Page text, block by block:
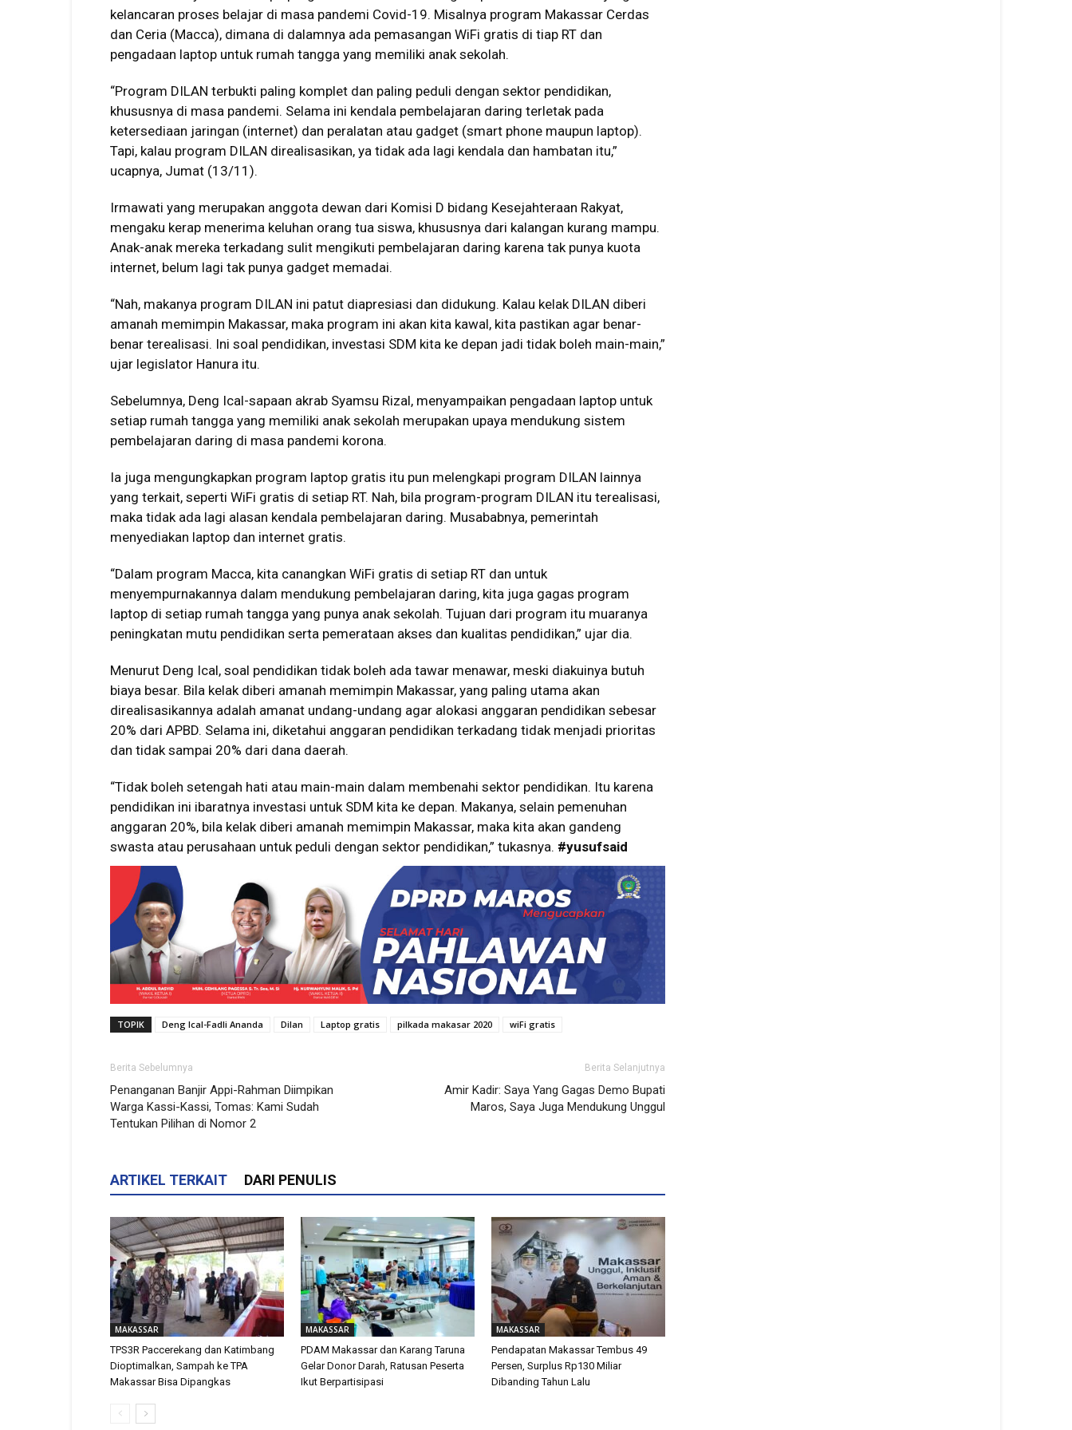
kelancaran proses belajar di masa pandemi Covid-19. Misalnya program Makassar Cerdas
dan Ceria (Macca), dimana di dalamnya ada pemasangan WiFi gratis di tiap RT dan
pengadaan laptop untuk rumah tangga yang memiliki anak sekolah.
“Program DILAN terbukti paling komplet dan paling peduli dengan sektor pendidikan,
khususnya di masa pandemi. Selama ini kendala pembelajaran daring terletak pada
ketersediaan jaringan (internet) dan peralatan atau gadget (smart phone maupun laptop).
Tapi, kalau program DILAN direalisasikan, ya tidak ada lagi kendala dan hambatan itu,”
ucapnya, Jumat (13/11).
Irmawati yang merupakan anggota dewan dari Komisi D bidang Kesejahteraan Rakyat,
mengaku kerap menerima keluhan orang tua siswa, khususnya dari kalangan kurang mampu.
Anak-anak mereka terkadang sulit mengikuti pembelajaran daring karena tak punya kuota
internet, belum lagi tak punya gadget memadai.
“Nah, makanya program DILAN ini patut diapresiasi dan didukung. Kalau kelak DILAN diberi
amanah memimpin Makassar, maka program ini akan kita kawal, kita pastikan agar benar-
benar terealisasi. Ini soal pendidikan, investasi SDM kita ke depan jadi tidak boleh main-main,”
ujar legislator Hanura itu.
Sebelumnya, Deng Ical-sapaan akrab Syamsu Rizal, menyampaikan pengadaan laptop untuk
setiap rumah tangga yang memiliki anak sekolah merupakan upaya mendukung sistem
pembelajaran daring di masa pandemi korona.
Ia juga mengungkapkan program laptop gratis itu pun melengkapi program DILAN lainnya
yang terkait, seperti WiFi gratis di setiap RT. Nah, bila program-program DILAN itu terealisasi,
maka tidak ada lagi alasan kendala pembelajaran daring. Musababnya, pemerintah
menyediakan laptop dan internet gratis.
“Dalam program Macca, kita canangkan WiFi gratis di setiap RT dan untuk
menyempurnakannya dalam mendukung pembelajaran daring, kita juga gagas program
laptop di setiap rumah tangga yang punya anak sekolah. Tujuan dari program itu muaranya
peningkatan mutu pendidikan serta pemerataan akses dan kualitas pendidikan,” ujar dia.
Menurut Deng Ical, soal pendidikan tidak boleh ada tawar menawar, meski diakuinya butuh
biaya besar. Bila kelak diberi amanah memimpin Makassar, yang paling utama akan
direalisasikannya adalah amanat undang-undang agar alokasi anggaran pendidikan sebesar
20% dari APBD. Selama ini, diketahui anggaran pendidikan terkadang tidak menjadi prioritas
dan tidak sampai 20% dari dana daerah.
“Tidak boleh setengah hati atau main-main dalam membenahi sektor pendidikan. Itu karena
pendidikan ini ibaratnya investasi untuk SDM kita ke depan. Makanya, selain pemenuhan
anggaran 20%, bila kelak diberi amanah memimpin Makassar, maka kita akan gandeng
swasta atau perusahaan untuk peduli dengan sektor pendidikan,” tukasnya. #yusufsaid
TOPIK Deng Ical-Fadli Ananda Dilan Laptop gratis pilkada makasar 2020 wiFi gratis
Berita Sebelumnya
Penanganan Banjir Appi-Rahman Diimpikan
Warga Kassi-Kassi, Tomas: Kami Sudah
Tentukan Pilihan di Nomor 2
Berita Selanjutnya
Amir Kadir: Saya Yang Gagas Demo Bupati
Maros, Saya Juga Mendukung Unggul
ARTIKEL TERKAIT DARI PENULIS
MAKASSAR
TPS3R Paccerekang dan Katimbang
Dioptimalkan, Sampah ke TPA
Makassar Bisa Dipangkas
MAKASSAR
PDAM Makassar dan Karang Taruna
Gelar Donor Darah, Ratusan Peserta
Ikut Berpartisipasi
MAKASSAR
Pendapatan Makassar Tembus 49
Persen, Surplus Rp130 Miliar
Dibanding Tahun Lalu